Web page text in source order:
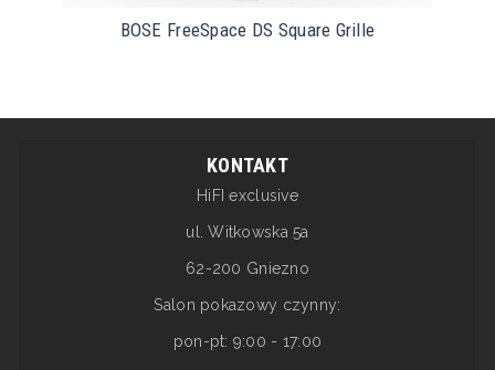
BOSE FreeSpace DS Square Grille
KONTAKT
HiFI exclusive
ul. Witkowska 5a
62-200 Gniezno
Salon pokazowy czynny:
pon-pt: 9:00 - 17:00